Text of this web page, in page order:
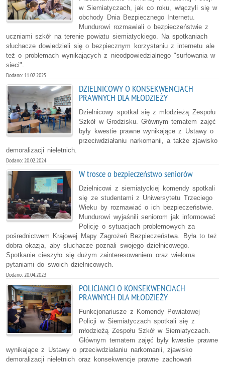
w Siemiatyczach, jak co roku, włączyli się w
obchody Dnia Bezpiecznego Internetu.
Mundurowi rozmawiali o bezpieczeństwie z
uczniami szkół na terenie powiatu siemiatyckiego. Na spotkaniach
słuchacze dowiedzieli się o bezpiecznym korzystaniu z internetu ale
też o problemach wynikających z nieodpowiedzialnego "surfowania w
sieci".
Dodano: 11.02.2025
DZIELNICOWY O KONSEKWENCJACH
PRAWNYCH DLA MŁODZIEŻY
Dzielnicowy spotkał się z młodzieżą Zespołu
Szkół w Grodzisku. Głównym tematem zajęć
były kwestie prawne wynikające z Ustawy o
przeciwdziałaniu narkomanii, a także zjawisko
demoralizacji nieletnich.
Dodano: 20.02.2024
W trosce o bezpieczeństwo seniorów
Dzielnicowi z siemiatyckiej komendy spotkali
się ze studentami z Uniwersytetu Trzeciego
Wieku by rozmawiać o ich bezpieczeństwie.
Mundurowi wyjaśnili seniorom jak informować
Policję o sytuacjach problemowych za
pośrednictwem Krajowej Mapy Zagrożeń Bezpieczeństwa. Była to też
dobra okazja, aby słuchacze poznali swojego dzielnicowego.
Spotkanie cieszyło się dużym zainteresowaniem oraz wieloma
pytaniami do swoich dzielnicowych.
Dodano: 20.04.2023
POLICJANCI O KONSEKWENCJACH
PRAWNYCH DLA MŁODZIEŻY
Funkcjonariusze z Komendy Powiatowej
Policji w Siemiatyczach spotkali się z
młodzieżą Zespołu Szkół w Siemiatyczach.
Głównym tematem zajęć były kwestie prawne
wynikające z Ustawy o przeciwdziałaniu narkomanii, zjawisko
demoralizacji nieletnich oraz konsekwencje prawne zachowań